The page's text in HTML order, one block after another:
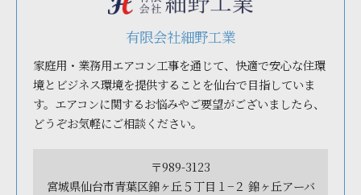
有限会社細野工業
家庭用・業務用エアコン工事を通じて、快適で安心な住環
境とビジネス環境を提供することを仙台で目指していま
す。エアコンに関するお悩みやご要望がございましたら、
どうぞお気軽にご相談ください。
〒989-3123
宮城県仙台市青葉区錦ヶ丘５丁目１−２ 錦ヶ丘アーバ